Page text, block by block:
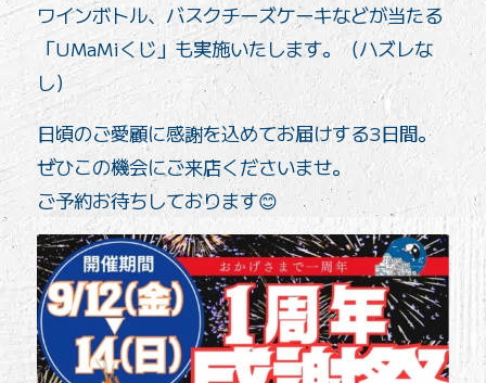
ワインボトル、バスクチーズケーキなどが当たる
「UMaMiくじ」も実施いたします。（ハズレな
し）
日頃のご愛顧に感謝を込めてお届けする3日間。
ぜひこの機会にご来店くださいませ。
ご予約お待ちしております😊